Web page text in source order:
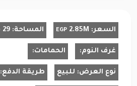
السعر: 2.85M
EGP المساحة: 29 م2
غرف النوم: الحمامات:
نوع العرض: للبيع طريقة الدفع: